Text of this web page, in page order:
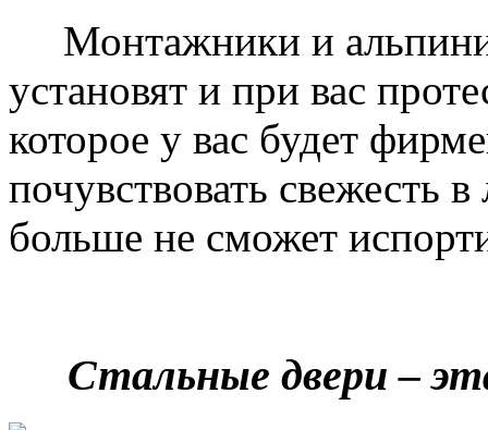
Монтажники и
установят и при вас
которое у вас будет
почувствовать свежесть
больше не сможет
Стальные двери –